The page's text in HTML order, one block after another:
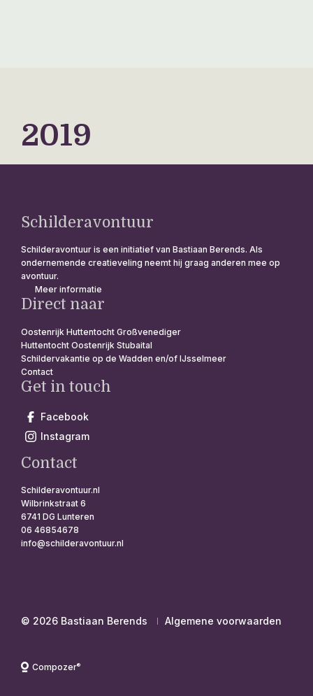
2019
Schilderavontuur
Schilderavontuur is een initiatief van Bastiaan Berends. Als
ondernemende creatieveling neemt hij graag anderen mee op
avontuur.
Meer informatie
Direct naar
Oostenrijk Huttentocht Großvenediger
Huttentocht Oostenrijk Stubaital
Schildervakantie op de Wadden en/of IJsselmeer
Contact
Get in touch
Facebook
Instagram
Contact
Schilderavontuur.nl
Wilbrinkstraat 6
6741 DG Lunteren
06 46854678
info@schilderavontuur.nl
© 2026 Bastiaan Berends Algemene voorwaarden
Compozer®